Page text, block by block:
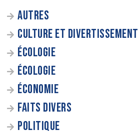
AUTRES
CULTURE ET DIVERTISSEMENT
ÉCOLOGIE
ÉCOLOGIE
ÉCONOMIE
FAITS DIVERS
POLITIQUE